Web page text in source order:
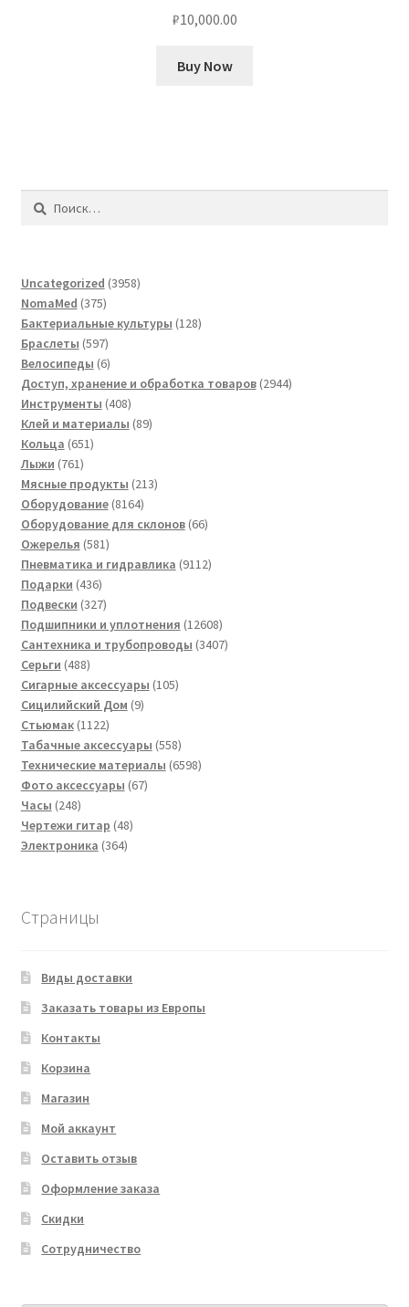
₽10,000.00
Buy Now
Найти:
Uncategorized 39583958
NomaMed 375375
товаров
Бактериальные культуры 128128
Браслеты 597597
товаров
Велосипеды 66
товаров
Доступ, хранение и обработка товаров 29442944
Инструменты 408408
товаров
Клей и материалы 8989
Кольца 651651
Лыжи 761761
товар
Мясные продукты 213213
Оборудование 81648164
товара
Оборудование для склонов 6666
Ожерелья 581581
товар
Пневматика и гидравлика 91129112
Подарки 436436
товаров
Подвески 327327
товаров
Подшипники и уплотнения 1260812608
товаров
Сантехника и трубопроводы 34073407
Серьги 488488
товаров
Сигарные аксессуары 105105
Сицилийский Дом 99
Стьюмак 11221122
товара
Табачные аксессуары 558558
товаров
Технические материалы 65986598
Фото аксессуары 6767
Часы 248248
товаров
Чертежи гитар 4848
Электроника 364364
Страницы
Виды доставки
Заказать товары из Европы
Контакты
Корзина
Магазин
Мой аккаунт
Оставить отзыв
Оформление заказа
Скидки
Сотрудничество